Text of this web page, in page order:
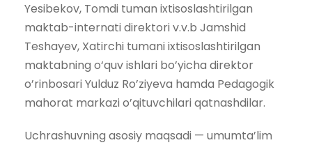
Yesibekov, Tomdi tuman ixtisoslashtirilgan
maktab-internati direktori v.v.b Jamshid
Teshayev, Xatirchi tumani ixtisoslashtirilgan
maktabning o‘quv ishlari bo’yicha direktor
o’rinbosari Yulduz Ro’ziyeva hamda Pedagogik
mahorat markazi o’qituvchilari qatnashdilar.
Uchrashuvning asosiy maqsadi — umumta’lim